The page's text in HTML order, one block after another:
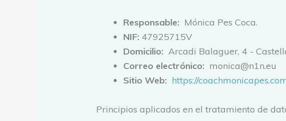
Responsable: Mónica Pes Coca.
NIF: 47925715V
Domicilio: Arcadi Balaguer, 4 -
Correo electrónico: monica@n1n.eu
Sitio Web: https://
Principios aplicados en el tratamiento de